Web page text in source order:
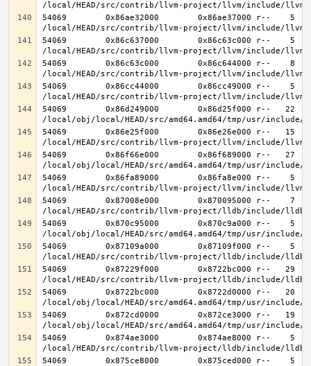
54069        0x86ae32000        0x86ae37000 r--    5
54069        0x86c637000        0x86c63c000 r--    5
54069        0x86c63c000        0x86c644000 r--    8
54069        0x86cc44000        0x86cc49000 r--    5
54069        0x86d249000        0x86d25f000 r--   22
54069        0x86e25f000        0x86e26e000 r--   15
54069        0x86f66e000        0x86f689000 r--   27
54069        0x86fa89000        0x86fa8e000 r--    5
54069        0x87008e000        0x870095000 r--    7
54069        0x870c95000        0x870c9a000 r--    5
54069        0x87109a000        0x87109f000 r--    5
54069        0x87229f000        0x8722bc000 r--   29
54069        0x8722bc000        0x8722d0000 r--   20
54069        0x872cd0000        0x872ce3000 r--   19
54069        0x874ae3000        0x874ae8000 r--    5
54069        0x875ce8000        0x875ced000 r--    5